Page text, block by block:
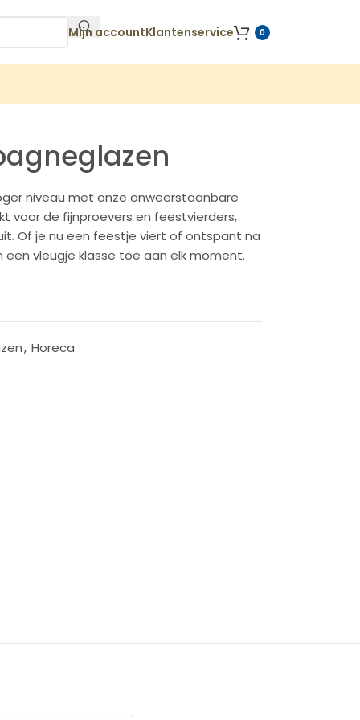
Mijn accountKlantenservice 0
niveau met onze onweerstaanbare
voor de fijnproevers en feestvierders,
Of je nu een feestje viert of ontspant na
vleugje klasse toe aan elk moment.
, Horeca